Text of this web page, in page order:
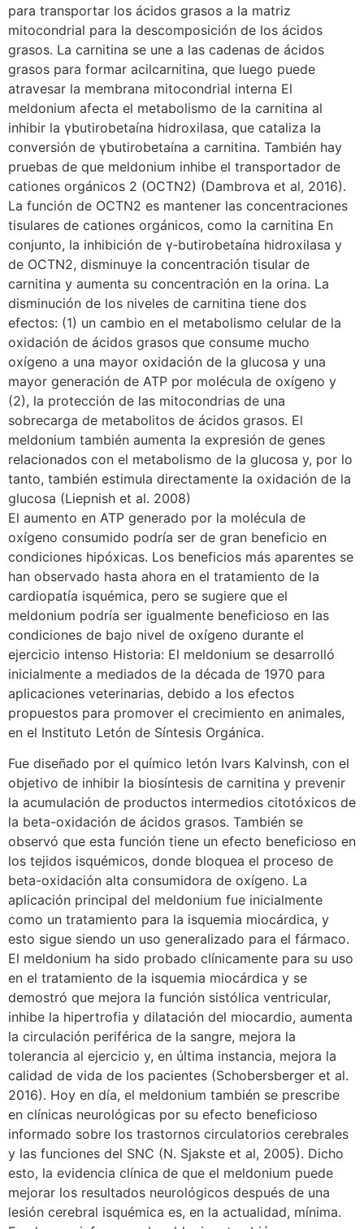
para transportar los ácidos grasos a la matriz
mitocondrial para la descomposición de los ácidos
grasos. La carnitina se une a las cadenas de ácidos
grasos para formar acilcarnitina, que luego puede
atravesar la membrana mitocondrial interna El
meldonium afecta el metabolismo de la carnitina al
inhibir la γbutirobetaína hidroxilasa, que cataliza la
conversión de γbutirobetaína a carnitina. También hay
pruebas de que meldonium inhibe el transportador de
cationes orgánicos 2 (OCTN2) (Dambrova et al, 2016).
La función de OCTN2 es mantener las concentraciones
tisulares de cationes orgánicos, como la carnitina En
conjunto, la inhibición de γ-butirobetaína hidroxilasa y
de OCTN2, disminuye la concentración tisular de
carnitina y aumenta su concentración en la orina. La
disminución de los niveles de carnitina tiene dos
efectos: (1) un cambio en el metabolismo celular de la
oxidación de ácidos grasos que consume mucho
oxígeno a una mayor oxidación de la glucosa y una
mayor generación de ATP por molécula de oxígeno y
(2), la protección de las mitocondrias de una
sobrecarga de metabolitos de ácidos grasos. El
meldonium también aumenta la expresión de genes
relacionados con el metabolismo de la glucosa y, por lo
tanto, también estimula directamente la oxidación de la
glucosa (Liepnish et al. 2008)
El aumento en ATP generado por la molécula de
oxígeno consumido podría ser de gran beneficio en
condiciones hipóxicas. Los beneficios más aparentes se
han observado hasta ahora en el tratamiento de la
cardiopatía isquémica, pero se sugiere que el
meldonium podría ser igualmente beneficioso en las
condiciones de bajo nivel de oxígeno durante el
ejercicio intenso Historia: El meldonium se desarrolló
inicialmente a mediados de la década de 1970 para
aplicaciones veterinarias, debido a los efectos
propuestos para promover el crecimiento en animales,
en el Instituto Letón de Síntesis Orgánica.
Fue diseñado por el químico letón Ivars Kalvinsh, con el
objetivo de inhibir la biosíntesis de carnitina y prevenir
la acumulación de productos intermedios citotóxicos de
la beta-oxidación de ácidos grasos. También se
observó que esta función tiene un efecto beneficioso en
los tejidos isquémicos, donde bloquea el proceso de
beta-oxidación alta consumidora de oxígeno. La
aplicación principal del meldonium fue inicialmente
como un tratamiento para la isquemia miocárdica, y
esto sigue siendo un uso generalizado para el fármaco.
El meldonium ha sido probado clínicamente para su uso
en el tratamiento de la isquemia miocárdica y se
demostró que mejora la función sistólica ventricular,
inhibe la hipertrofia y dilatación del miocardio, aumenta
la circulación periférica de la sangre, mejora la
tolerancia al ejercicio y, en última instancia, mejora la
calidad de vida de los pacientes (Schobersberger et al.
2016). Hoy en día, el meldonium también se prescribe
en clínicas neurológicas por su efecto beneficioso
informado sobre los trastornos circulatorios cerebrales
y las funciones del SNC (N. Sjakste et al, 2005). Dicho
esto, la evidencia clínica de que el meldonium puede
mejorar los resultados neurológicos después de una
lesión cerebral isquémica es, en la actualidad, mínima.